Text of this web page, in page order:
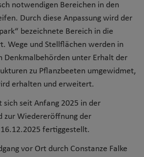
notwendigen Bereichen in den
Durch diese Anpassung wird der
bezeichnete Bereich in die
Wege und Stellflächen werden in
Denkmalbehörden unter Erhalt der
zu Pflanzbeeten umgewidmet,
erhalten und erweitert.
sich seit Anfang 2025 in der
zur Wiedereröffnung der
fertiggestellt.
vor Ort durch Constanze Falke